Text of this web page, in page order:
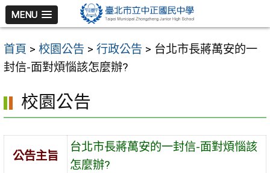
跳
至
主
要
容
區
MENU
首頁 > 校園公告 > 行政公告 > 台北市長蔣萬安的一
封信-面對煩惱該怎麼辦?
校園公告
公告主旨
台北市長蔣萬安的一封信-面對煩惱該
怎麼辦?